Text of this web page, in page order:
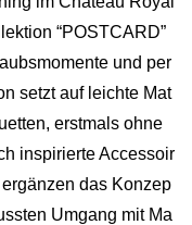
“POSTCARD”
und per
setzt auf leichte Mat
erstmals ohne
inspirierte Accessoir
das Konzep
Umgang mit Ma